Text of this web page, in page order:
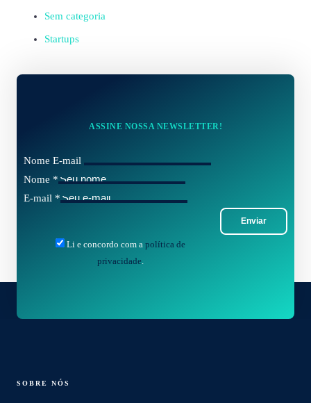
Sem categoria
Startups
ASSINE NOSSA NEWSLETTER!
Nome E-mail
Nome *
E-mail *
Enviar
Li e concordo com a política de
privacidade.
SOBRE NÓS